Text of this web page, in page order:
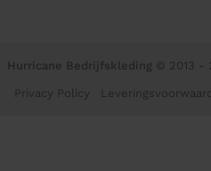
Hurricane Bedrijfskleding © 2013 -
Privacy Policy